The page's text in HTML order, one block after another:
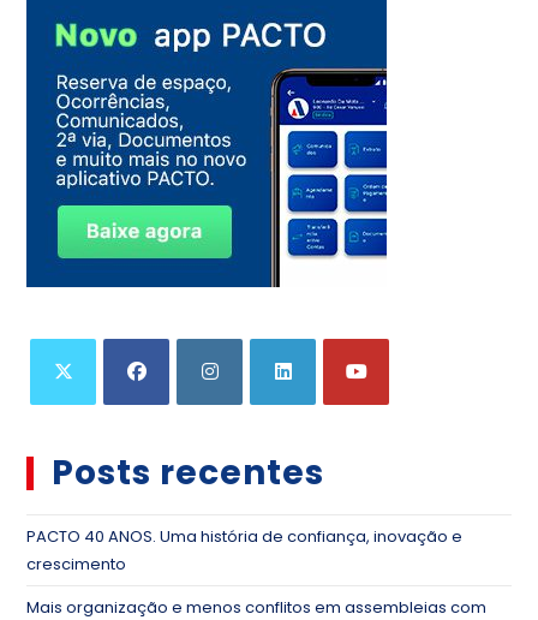
Posts recentes
PACTO 40 ANOS. Uma história de confiança, inovação e
crescimento
Mais organização e menos conflitos em assembleias com